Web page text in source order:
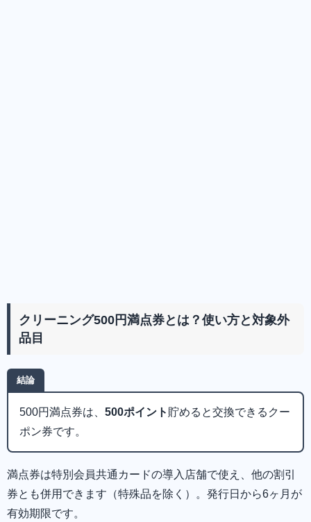
クリーニング500円満点券とは？使い方と対象外
品目
結論
500円満点券は、 500ポイント 貯めると交換できるクー
ポン券です。
満点券は特別会員共通カードの導入店舗で使え、他の割引
券とも併用できます（特殊品を除く）。発行日から6ヶ月が
有効期限です。